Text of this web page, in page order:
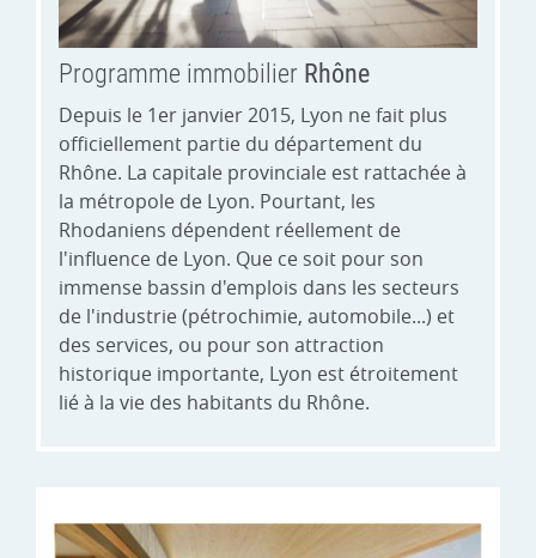
Programme immobilier Rhône
Depuis le 1er janvier 2015, Lyon ne fait plus
officiellement partie du département du
Rhône. La capitale provinciale est rattachée à
la métropole de Lyon. Pourtant, les
Rhodaniens dépendent réellement de
l'influence de Lyon. Que ce soit pour son
immense bassin d'emplois dans les secteurs
de l'industrie (pétrochimie, automobile...) et
des services, ou pour son attraction
historique importante, Lyon est étroitement
lié à la vie des habitants du Rhône.